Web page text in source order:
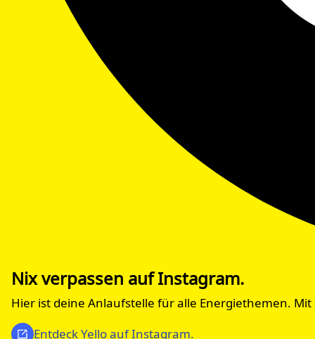
Nix verpassen auf Instagram.
Hier ist deine Anlaufstelle für alle Energiethemen.
Entdeck Yello auf Instagram.